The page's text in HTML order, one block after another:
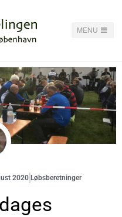
MENU
2020 Løbsberetninger